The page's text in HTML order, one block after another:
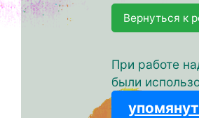
Вернуться к
При работе
были